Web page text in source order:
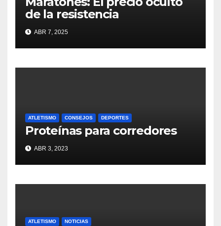
de la resistencia
ABR 7, 2025
ATLETISMO CONSEJOS DEPORTES
Proteínas para corredores
ABR 3, 2023
ATLETISMO NOTICIAS